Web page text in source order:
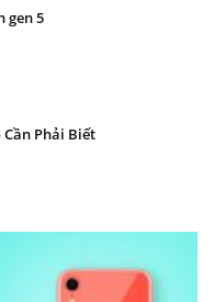
khi đi mưa, rửa tay.
Seikovới mức
hoàn thiện về chất
trung.
gen 5
Cần Phải Biết